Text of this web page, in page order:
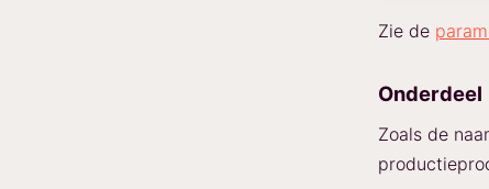
Zie de
Onderdeel
Zoals de